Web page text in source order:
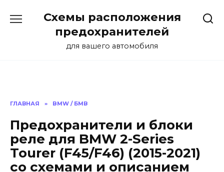
Схемы расположения
предохранителей
для вашего автомобиля
ГЛАВНАЯ » BMW / БМВ
Предохранители и блоки
реле для BMW 2-Series
Tourer (F45/F46) (2015-2021)
со схемами и описанием